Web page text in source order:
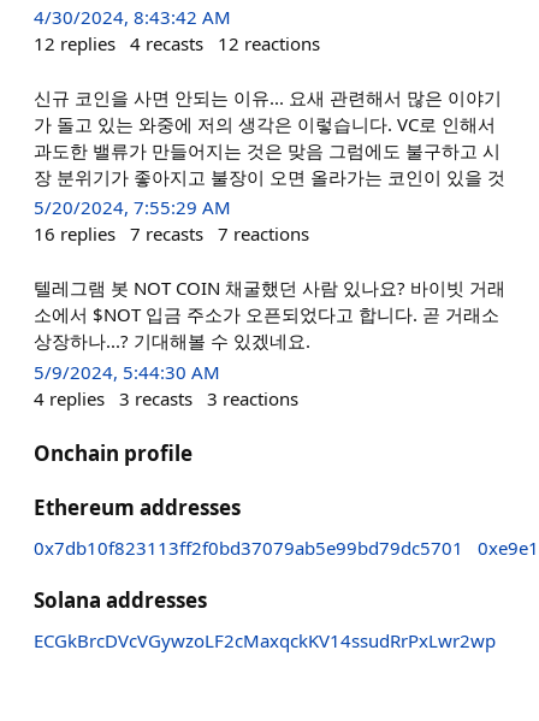
4/30/2024, 8:43:42 AM
12 replies 4 recasts 12 reactions
신규 코인을 사면 안되는 이유... 요새 관련해서 많은 이야기
가 돌고 있는 와중에 저의 생각은 이렇습니다. VC로 인해서
과도한 밸류가 만들어지는 것은 맞음 그럼에도 불구하고 시
장 분위기가 좋아지고 불장이 오면 올라가는 코인이 있을 것
5/20/2024, 7:55:29 AM
16 replies 7 recasts 7 reactions
텔레그램 봇 NOT COIN 채굴했던 사람 있나요? 바이빗 거래
소에서 $NOT 입금 주소가 오픈되었다고 합니다. 곧 거래소
상장하나...? 기대해볼 수 있겠네요.
5/9/2024, 5:44:30 AM
4 replies 3 recasts 3 reactions
Onchain profile
Ethereum addresses
0x7db10f823113ff2f0bd37079ab5e99bd79dc5701
Solana addresses
ECGkBrcDVcVGywzoLF2cMaxqckKV14ssudRrPxLwr2wp